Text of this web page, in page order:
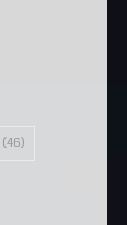
(46)